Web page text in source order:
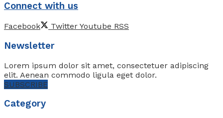
Connect with us
Facebook Twitter Youtube RSS
Newsletter
Lorem ipsum dolor sit amet, consectetuer adipiscing
elit. Aenean commodo ligula eget dolor.
SUBSCRIBE
Category